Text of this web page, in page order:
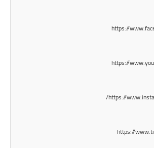
https://
https://
https://
https://